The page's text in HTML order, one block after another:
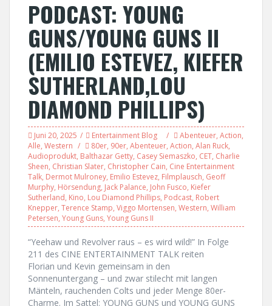
PODCAST: YOUNG
GUNS/YOUNG GUNS II
(EMILIO ESTEVEZ, KIEFER
SUTHERLAND,LOU
DIAMOND PHILLIPS)
Juni 20, 2025 Entertainment Blog Abenteuer, Action,
Alle, Western 80er, 90er, Abenteuer, Action, Alan Ruck,
Audioprodukt, Balthazar Getty, Casey Siemaszko, CET, Charlie
Sheen, Christian Slater, Christopher Cain, Cine Entertainment
Talk, Dermot Mulroney, Emilio Estevez, Filmplausch, Geoff
Murphy, Hörsendung, Jack Palance, John Fusco, Kiefer
Sutherland, Kino, Lou Diamond Phillips, Podcast, Robert
Knepper, Terence Stamp, Viggo Mortensen, Western, William
Petersen, Young Guns, Young Guns II
“Yeehaw und Revolver raus – es wird wild!” In Folge
211 des CINE ENTERTAINMENT TALK reiten
Florian und Kevin gemeinsam in den
Sonnenuntergang – und zwar stilecht mit langen
Mänteln, rauchenden Colts und jeder Menge 80er-
Charme. Im Sattel: YOUNG GUNS und YOUNG GUNS